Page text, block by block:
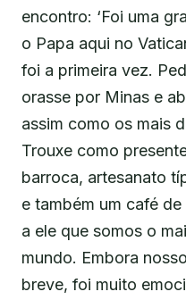
encontro: ‘Foi uma
o Papa aqui no
foi a primeira vez.
orasse por Minas e
assim como os mais
Trouxe como
barroca, artesanato
e também um café
a ele que somos o
mundo. Embora
breve, foi muito